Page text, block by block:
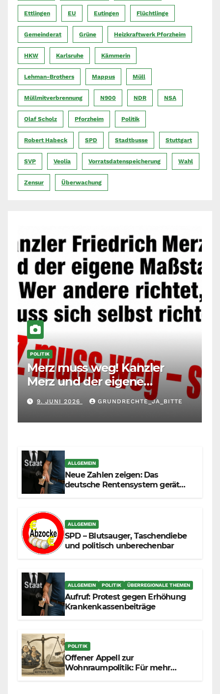
Ettlingen EU Eutingen Flüchtlinge
Gemeinderat Grüne Heizkraftwerk Pforzheim
HKW Karlsruhe Kämmerin
Lehman-Brothers Mappus Müll
Müllmitverbrennung N900 NDR NSA
Olaf Scholz Pforzheim Politik
Robert Habeck SPD Stadtbusse Stuttgart
SVP Veolia Vorratsdatenspeicherung Wahl
Zensur Überwachung
POLITIK
Merz muss weg! Kanzler
Merz und der eigene
Maßstab: Wer andere richtet,
muss sich selbst richten
9. JUNI 2026 GRUNDRECHTE_JA_BITTE
ALLGEMEIN
Neue Zahlen zeigen: Das
deutsche Rentensystem gerät
ALLGEMEIN
SPD – Blutsauger, Taschendiebe
und politisch unberechenbar
ALLGEMEIN POLITIK ÜBERREGIONALE THEMEN
Aufruf: Protest gegen Erhöhung
Krankenkassenbeiträge
POLITIK
Offener Appell zur
Wohnraumpolitik: Für mehr